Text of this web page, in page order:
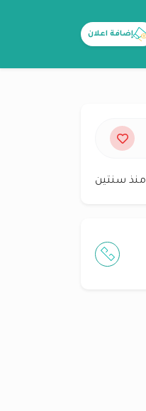
إضافة اعلان
منذ سنتين